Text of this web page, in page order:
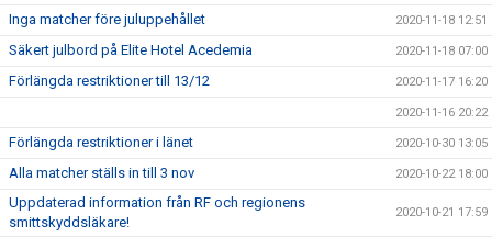
Inga matcher före juluppehållet 2020-11-18 12:51
Säkert julbord på Elite Hotel Acedemia 2020-11-18 07:00
Förlängda restriktioner till 13/12 2020-11-17 16:20
2020-11-16 20:22
Förlängda restriktioner i länet 2020-10-30 13:05
Alla matcher ställs in till 3 nov 2020-10-22 18:00
Uppdaterad information från RF och regionens
smittskyddsläkare!
2020-10-21 17:59